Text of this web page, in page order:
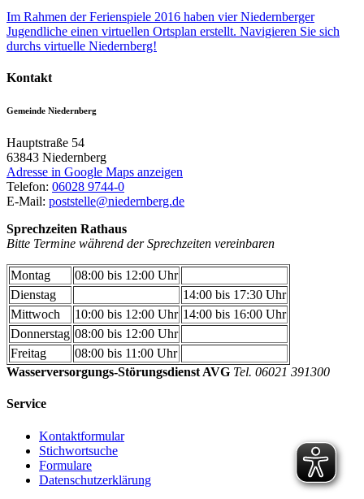
Im Rahmen der Ferienspiele 2016 haben vier Niedernberger
Jugendliche einen virtuellen Ortsplan erstellt. Navigieren Sie sich
durchs virtuelle Niedernberg!
Kontakt
Gemeinde Niedernberg
Hauptstraße 54
63843 Niedernberg
Adresse in Google Maps anzeigen
Telefon: 06028 9744-0
E-Mail: poststelle@niedernberg.de
Sprechzeiten Rathaus
Bitte Termine während der Sprechzeiten vereinbaren
Montag
08:00 bis 12:00 Uhr
Dienstag
14:00 bis 17:30 Uhr
Mittwoch
10:00 bis 12:00 Uhr 14:00 bis 16:00 Uhr
Donnerstag 08:00 bis 12:00 Uhr
Freitag
08:00 bis 11:00 Uhr
Wasserversorgungs-Störungsdienst AVG Tel. 06021 391300
Service
Kontaktformular
Stichwortsuche
Formulare
Datenschutzerklärung